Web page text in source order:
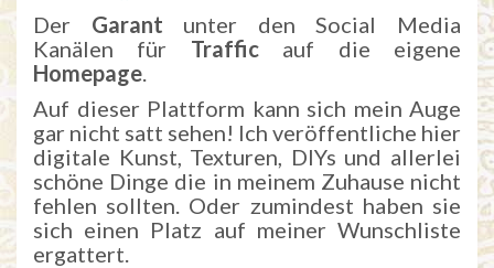
Der Garant unter den Social Media
Kanälen für Trafficauf die eigene
Homepage.
Auf dieser Plattform kann sich mein Auge
gar nicht satt sehen! Ich veröffentliche hier
digitale Kunst, Texturen, DIYs und allerlei
schöne Dinge die in meinem Zuhause nicht
fehlen sollten. Oder zumindest haben sie
sich einen Platz auf meiner Wunschliste
ergattert.